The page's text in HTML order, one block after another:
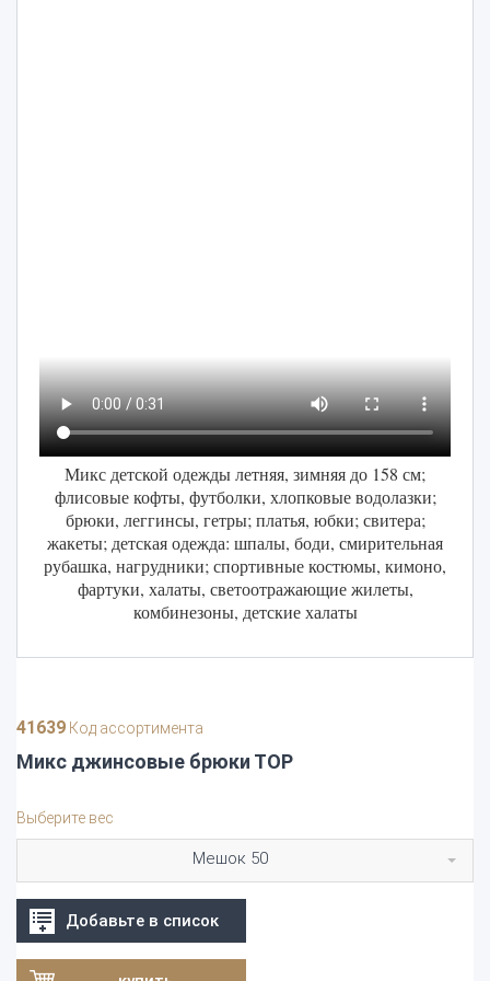
Микс детской одежды летняя, зимняя до 158 см;
флисовые кофты, футболки, хлопковые водолазки;
брюки, леггинсы, гетры; платья, юбки; свитера;
жакеты; детская одежда: шпалы, боди, смирительная
рубашка, нагрудники; спортивные костюмы, кимоно,
фартуки, халаты, светоотражающие жилеты,
комбинезоны, детские халаты
41639 Код ассортимента
Микс джинсовые брюки ТОР
Выберите вес
Мешок 50
Добавьте в список